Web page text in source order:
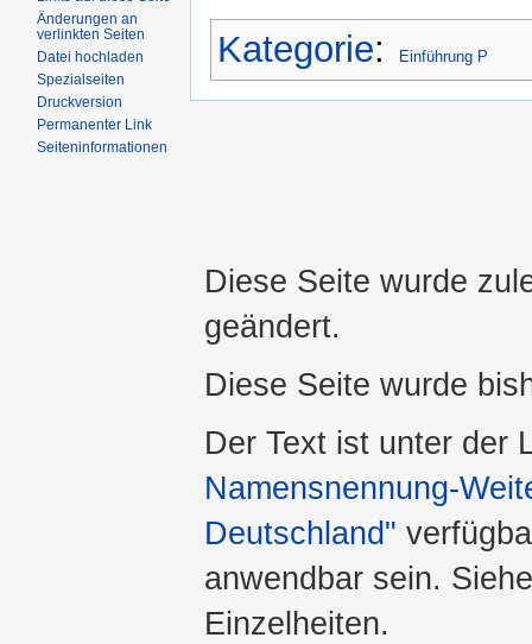
Kategorie: Einführung P
Änderungen an
verlinkten Seiten
Datei hochladen
Spezialseiten
Druckversion
Permanenter Link
Seiteninformationen
Diese Seite wurde
geändert.
Diese Seite wurde
Der Text ist unter der
Namensnennung-
Deutschland"
anwendbar sein.
Einzelheiten.